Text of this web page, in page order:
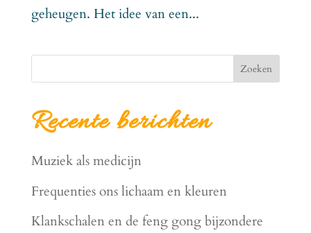
geheugen. Het idee van een...
Zoeken
Recente berichten
Muziek als medicijn
Frequenties ons lichaam en kleuren
Klankschalen en de feng gong bijzondere